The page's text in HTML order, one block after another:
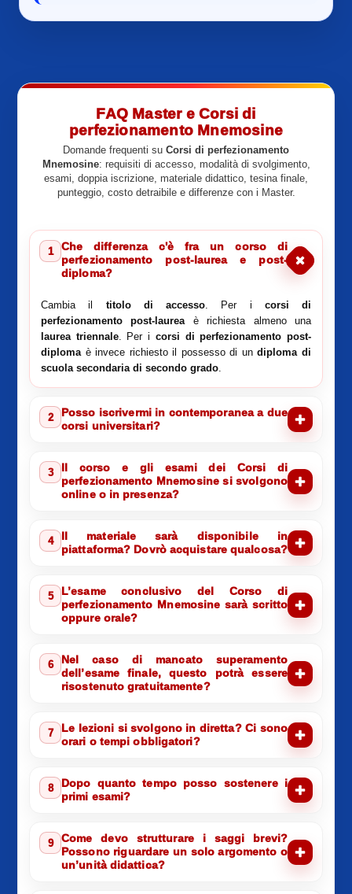
FAQ Master e Corsi di
perfezionamento Mnemosine
Domande frequenti su Corsi di perfezionamento
Mnemosine: requisiti di accesso, modalità di svolgimento,
esami, doppia iscrizione, materiale didattico, tesina finale,
punteggio, costo detraibile e differenze con i Master.
1
Che differenza c'è fra un corso di
perfezionamento post-laurea e post-
diploma?
Cambia il titolo di accesso. Per i corsi di
perfezionamento post-laureaè richiesta almeno una
laurea triennale. Per i corsi di perfezionamento post-
diplomaè invece richiesto il possesso di undiploma di
scuola secondaria di secondo grado.
2
Posso iscrivermi in contemporanea a due
corsi universitari?
3
Il corso e gli esami dei Corsi di
perfezionamento Mnemosine si svolgono
online o in presenza?
4
Il materiale sarà disponibile in
piattaforma? Dovrò acquistare qualcosa?
5
L’esame conclusivo del Corso di
perfezionamento Mnemosine sarà scritto
oppure orale?
6
Nel caso di mancato superamento
dell’esame finale, questo potrà essere
risostenuto gratuitamente?
7
Le lezioni si svolgono in diretta? Ci sono
orari o tempi obbligatori?
8
Dopo quanto tempo posso sostenere i
primi esami?
9
Come devo strutturare i saggi brevi?
Possono riguardare un solo argomento o
un’unità didattica?